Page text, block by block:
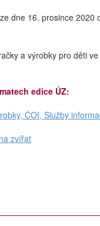
dne 16. prosince 2020
a výrobky pro děti
edice ÚZ:
ČOI, Služby
zvířat